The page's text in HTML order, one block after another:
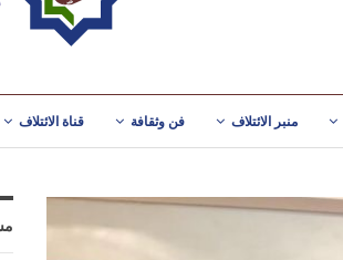
منبر الائتلاف فن وثقافة قناة الائتلاف